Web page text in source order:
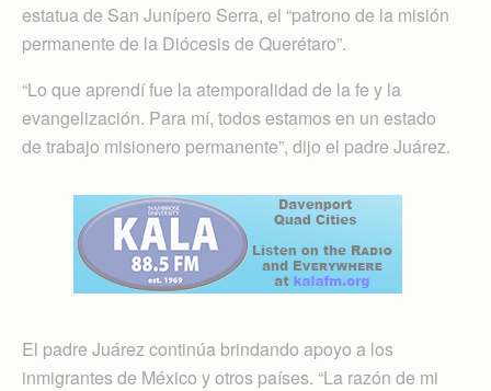
estatua de San Junípero Serra, el “patrono de la misión
permanente de la Diócesis de Querétaro”.
“Lo que aprendí fue la atemporalidad de la fe y la
evangelización. Para mí, todos estamos en un estado
de trabajo misionero permanente”, dijo el padre Juárez.
El padre Juárez continúa brindando apoyo a los
inmigrantes de México y otros países. “La razón de mi